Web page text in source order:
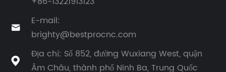

E-mail:
brighty@bestprocnc.com

Địa chỉ: Số 852, đường Wuxiang West, quận
Âm Châu, thành phố Ninh Ba, Trung Quốc